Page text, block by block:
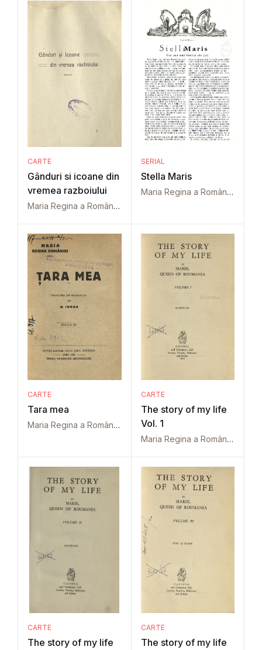
CARTE
Gânduri si icoane din
vremea razboiului
Maria Regina a României
SERIAL
Stella Maris
Maria Regina a României
CARTE
Tara mea
Maria Regina a României
CARTE
The story of my life
Vol. 1
Maria Regina a României
CARTE
The story of my life
CARTE
The story of my life